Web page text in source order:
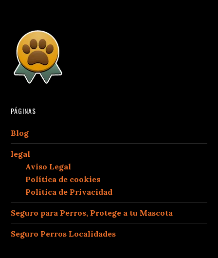
PÁGINAS
Blog
legal
Aviso Legal
Política de cookies
Política de Privacidad
Seguro para Perros, Protege a tu Mascota
Seguro Perros Localidades